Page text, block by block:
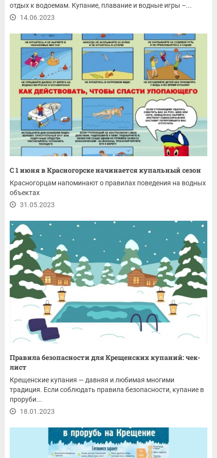
отдых к водоемам. Купание, плавание и водные игры –...
14.06.2023
С 1 июня в Красногорске начинается купальный сезон
Красногорцам напоминают о правилах поведения на водных
объектах
31.05.2023
Правила безопасности для Крещенских купаний: чек-
лист
Крещенские купания — давняя и любимая многими
традиция. Если соблюдать правила безопасности, купание в
проруби...
18.01.2023